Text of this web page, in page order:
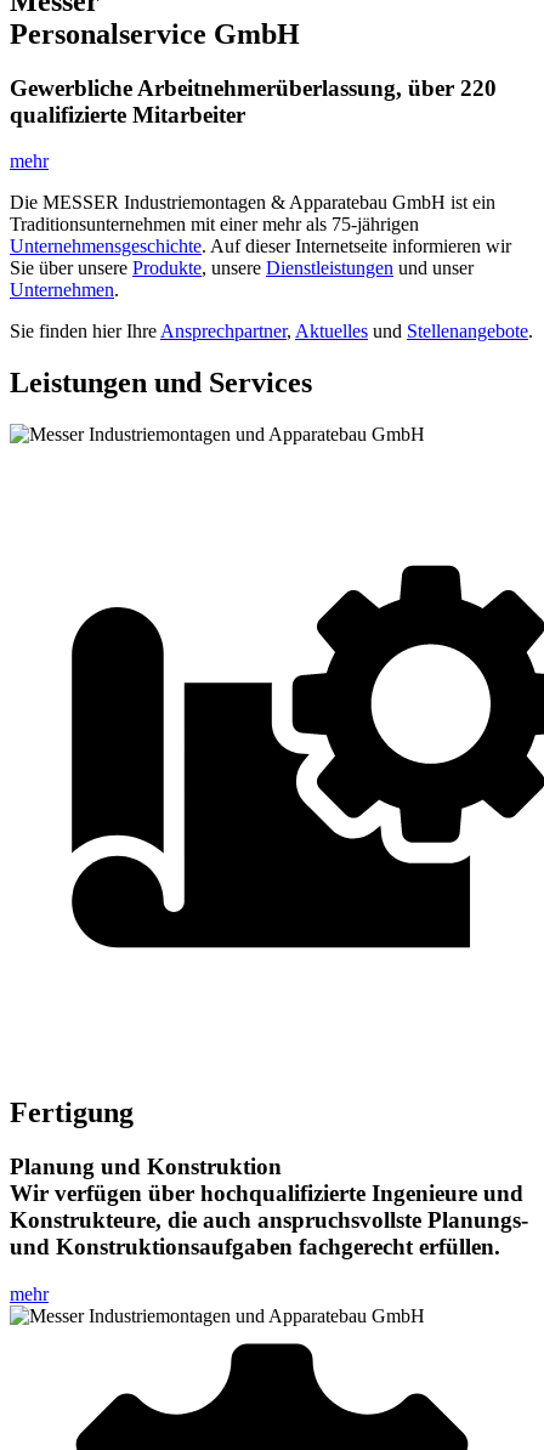
Personalservice GmbH
Gewerbliche Arbeitnehmerüberlassung, über 220
qualifizierte Mitarbeiter
mehr
Die MESSER Industriemontagen & Apparatebau GmbH ist ein
Traditionsunternehmen mit einer mehr als 75-jährigen
Unternehmensgeschichte. Auf dieser Internetseite informieren wir
Sie über unsere Produkte, unsere Dienstleistungen und unser
Unternehmen.
Sie finden hier IhreAnsprechpartner, Aktuelles und Stellenangebote.
Leistungen und Services
Fertigung
Planung und Konstruktion
Wir verfügen über hochqualifizierte Ingenieure und
Konstrukteure, die auch anspruchsvollste Planungs-
und Konstruktionsaufgaben fachgerecht erfüllen.
mehr